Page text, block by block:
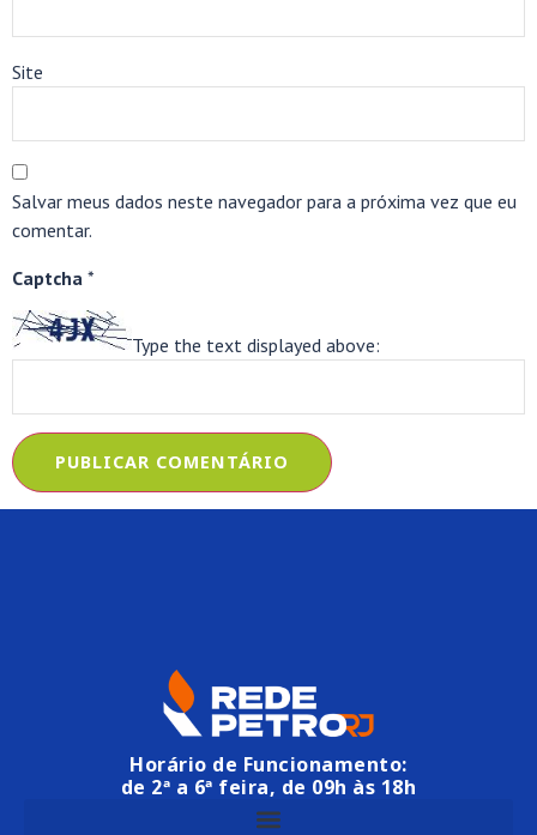
Site
Salvar meus dados neste navegador para a próxima vez que eu
comentar.
Captcha *
Type the text displayed above:
Horário de Funcionamento:
de 2ª a 6ª feira, de 09h às 18h